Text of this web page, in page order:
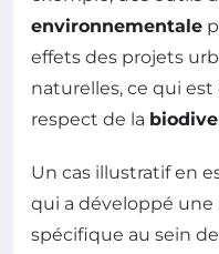
environnementale
effets des projets
naturelles, ce qui
respect de la
Un cas illustratif en
qui a développé une
spécifique au sein